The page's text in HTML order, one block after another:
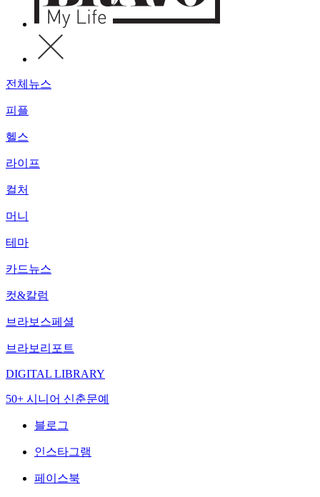
전체뉴스
피플
헬스
라이프
컬처
머니
테마
카드뉴스
컷&칼럼
브라보스페셜
브라보리포트
DIGITAL LIBRARY
50+ 시니어 신춘문예
블로그
인스타그램
페이스북